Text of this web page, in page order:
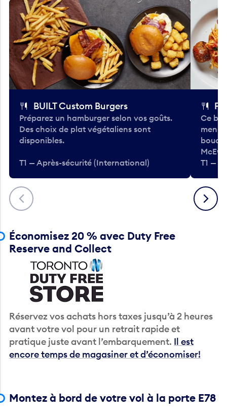
Précédent
BUILT Custom Burgers
Préparez un hamburger selon vos goûts.
Des choix de plat végétaliens sont
disponibles.
T1 — Après-sécurité (International)
Ce
menu
T1 —
Suivant
Économisez 20 % avec Duty Free
Reserve and Collect
Réservez vos achats hors taxes jusqu’à 2 heures
avant votre vol pour un retrait rapide et
pratique juste avant l’embarquement. Il est
encore temps de magasiner et d’économiser!
Montez à bord de votre vol à la porte E78